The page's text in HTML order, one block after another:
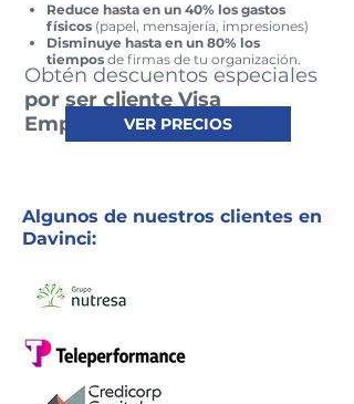
Obtén descuentos especiales
por ser cliente Visa
Empresarial.
Reduce hasta en un 40% los gastos
físicos (papel, mensajería, impresiones)
Disminuye hasta en un 80% los
tiempos de firmas de tu organización.
VER PRECIOS
Algunos de nuestros clientes en
Davinci: